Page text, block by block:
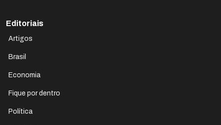
Editoriais
Artigos
Brasil
Economia
Fique por dentro
Política